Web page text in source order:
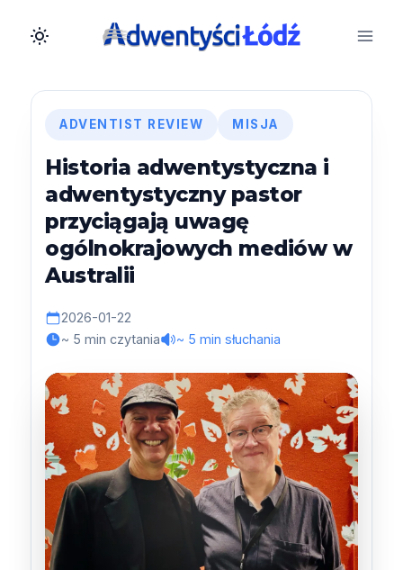
ADVENTIST REVIEW MISJA
Historia adwentystyczna i
adwentystyczny pastor
przyciągają uwagę
ogólnokrajowych mediów w
Australii
2026-01-22
~ 5 min czytania
~ 5 min słuchania